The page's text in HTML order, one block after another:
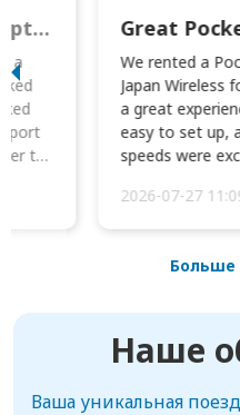
This was wonderful option to a family of four. Everything worked smoothly.
a
to
We rented a
Japan Wireless
a great
easy to set up,
speeds were
2026-07-27
Больше
Наше
Ваша уникальная